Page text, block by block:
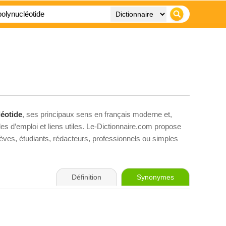
, ses principaux sens en français moderne et,
d’emploi et liens utiles. Le-Dictionnaire.com propose
étudiants, rédacteurs, professionnels ou simples
Définition Synonymes